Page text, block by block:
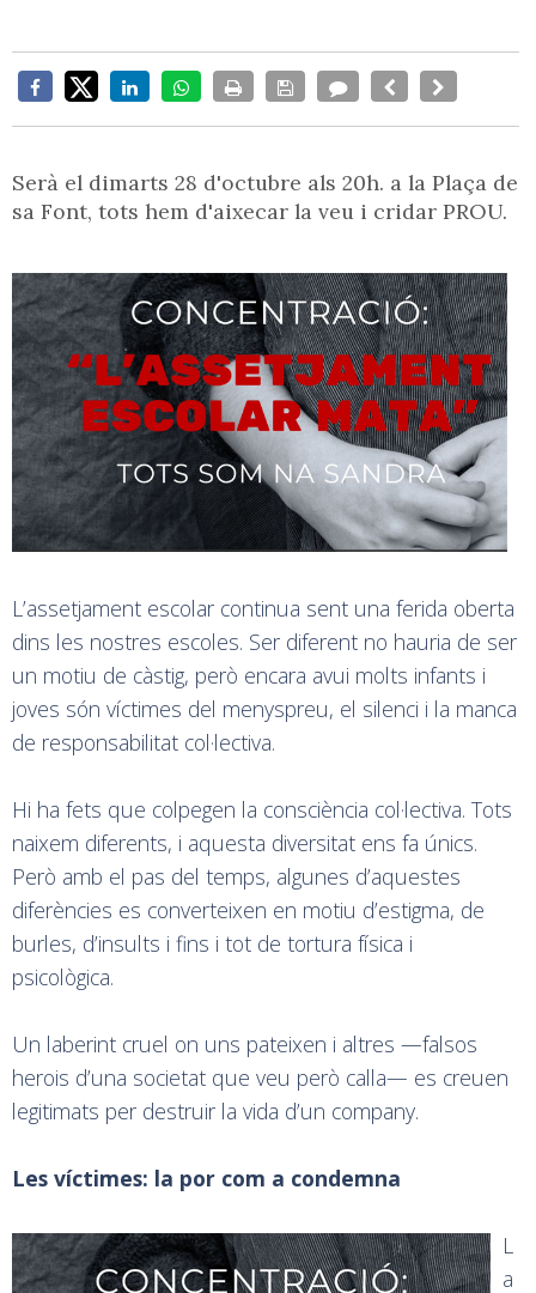
Serà el dimarts 28 d'octubre als 20h. a la Plaça de
sa Font, tots hem d'aixecar la veu i cridar PROU.
L’assetjament escolar continua sent una ferida oberta
dins les nostres escoles. Ser diferent no hauria de ser
un motiu de càstig, però encara avui molts infants i
joves són víctimes del menyspreu, el silenci i la manca
de responsabilitat col·lectiva.
Hi ha fets que colpegen la consciència col·lectiva. Tots
naixem diferents, i aquesta diversitat ens fa únics.
Però amb el pas del temps, algunes d’aquestes
diferències es converteixen en motiu d’estigma, de
burles, d’insults i fins i tot de tortura física i
psicològica.
Un laberint cruel on uns pateixen i altres —falsos
herois d’una societat que veu però calla— es creuen
legitimats per destruir la vida d’un company.
Les víctimes: la por com a condemna
L
a